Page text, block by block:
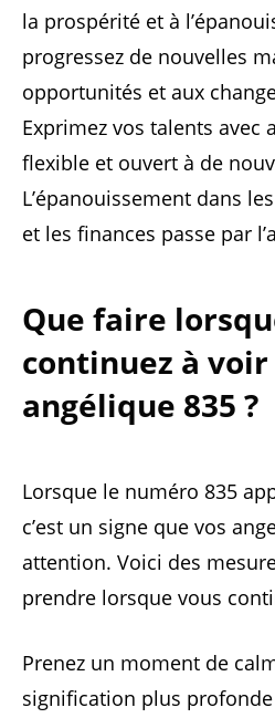
la prospérité et à
progressez de nouvelles
opportunités et aux
Exprimez vos talents avec
flexible et ouvert à de
L’épanouissement dans
et les finances passe par
Que faire
continuez à
angélique 835 ?
Lorsque le numéro 835
c’est un signe que vos
attention. Voici des
prendre lorsque vous
Prenez un moment de
signification plus